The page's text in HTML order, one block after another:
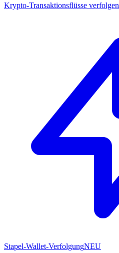
Krypto-Transaktionsflüsse verfolgen
Stapel-Wallet-VerfolgungNEU